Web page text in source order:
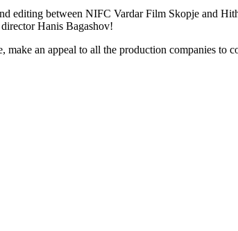
editing between NIFC Vardar Film Skopje and
Hanis Bagashov!
an appeal to all the production companies